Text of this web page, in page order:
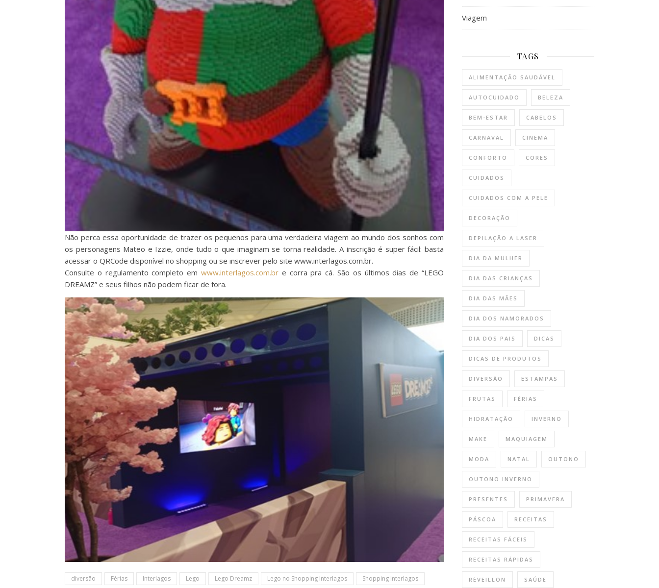
Não perca essa oportunidade de trazer os pequenos para uma verdadeira viagem ao mundo dos sonhos com
os personagens Mateo e Izzie, onde tudo o que imaginam se torna realidade. A inscrição é super fácil: basta
acessar o QRCode disponível no shopping ou se inscrever pelo site www.interlagos.com.br.
Consulte o regulamento completo em www.interlagos.com.br e corra pra cá. São os últimos dias de “LEGO
DREAMZ” e seus filhos não podem ficar de fora.
diversão Férias Interlagos Lego Lego Dreamz Lego no Shopping Interlagos Shopping Interlagos
Viagem
TAGS
ALIMENTAÇÃO SAUDÁVEL
AUTOCUIDADO BELEZA
BEM-ESTAR CABELOS
CARNAVAL CINEMA
CONFORTO CORES
CUIDADOS
CUIDADOS COM A PELE
DECORAÇÃO
DEPILAÇÃO A LASER
DIA DA MULHER
DIA DAS CRIANÇAS
DIA DAS MÃES
DIA DOS NAMORADOS
DIA DOS PAIS DICAS
DICAS DE PRODUTOS
DIVERSÃO ESTAMPAS
FRUTAS FÉRIAS
HIDRATAÇÃO INVERNO
MAKE MAQUIAGEM
MODA NATAL OUTONO
OUTONO INVERNO
PRESENTES PRIMAVERA
PÁSCOA RECEITAS
RECEITAS FÁCEIS
RECEITAS RÁPIDAS
RÉVEILLON SAÚDE